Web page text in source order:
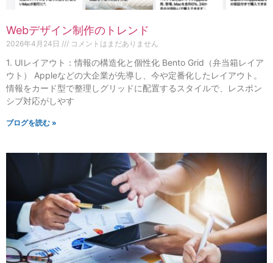
Webデザイン制作のトレンド
2026年4月24日 コメントはまだありません
1. UIレイアウト：情報の構造化と個性化 Bento Grid（弁当箱レイア
ウト） Appleなどの大企業が先導し、今や定番化したレイアウト。
情報をカード型で整理しグリッドに配置するスタイルで、レスポン
シブ対応がしやす
ブログを読む »